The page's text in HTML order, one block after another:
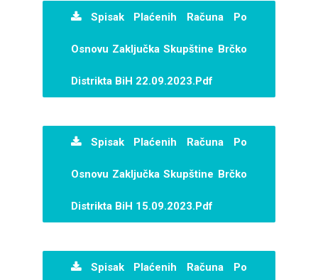
Spisak Plaćenih Računa Po
Osnovu Zaključka Skupštine Brčko
Distrikta BiH 22.09.2023.pdf
Spisak Plaćenih Računa Po
Osnovu Zaključka Skupštine Brčko
Distrikta BiH 15.09.2023.pdf
Spisak Plaćenih Računa Po